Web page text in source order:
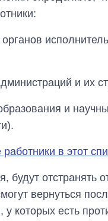
и их
и
в этот
будут отстранять
вернуться
у которых есть